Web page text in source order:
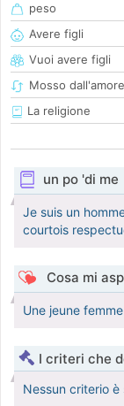
peso
Avere figli
Vuoi avere figli
Mosso dall'amore
La religione
un po 'di me
Je suis un
courtois
Cosa mi
Une jeune
I criteri che
Nessun criterio